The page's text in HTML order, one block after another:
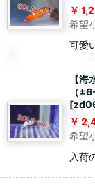
希望
可愛
【
（
[
希望
入荷